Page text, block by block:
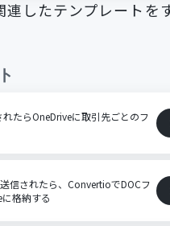
連したテンプレートを
たらOneDriveに取引先ごとのフ
信されたら、ConvertioでDOCフ
格納する